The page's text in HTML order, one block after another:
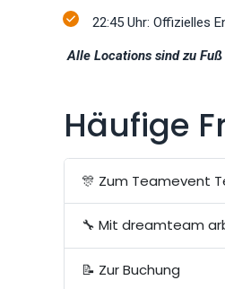
22:45 Uhr: Offizielles
Alle Locations sind zu
Häufige
🎊 Zum Teamevent
🔧 Mit dreamteam
📝 Zur Buchung